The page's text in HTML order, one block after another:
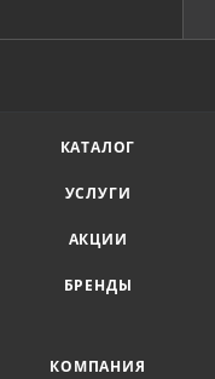
КАТАЛОГ
УСЛУГИ
АКЦИИ
БРЕНДЫ
КОМПАНИЯ